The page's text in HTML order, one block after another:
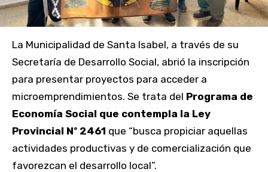
La Municipalidad de Santa Isabel, a través de su
Secretaría de Desarrollo Social, abrió la inscripción
para presentar proyectos para acceder a
microemprendimientos. Se trata del Programa de
Economía Social que contempla la Ley
Provincial Nº 2461 que “busca propiciar aquellas
actividades productivas y de comercialización que
favorezcan el desarrollo local”.